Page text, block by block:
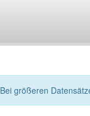
Bei größeren